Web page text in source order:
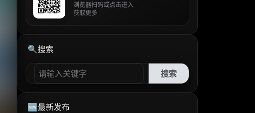
浏览器扫码或点击进入
获取更多
🔍搜索
搜索
🆕最新发布